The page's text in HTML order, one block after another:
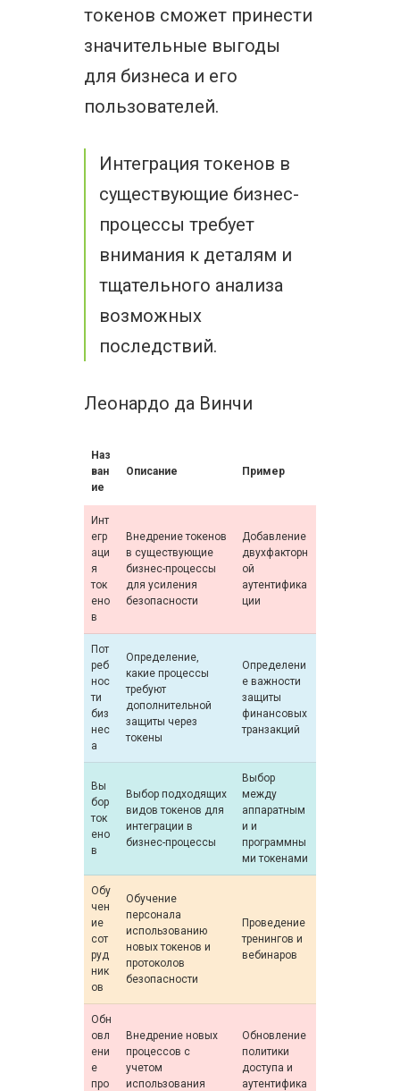
токенов сможет принести
значительные выгоды
для бизнеса и его
пользователей.
Интеграция токенов в
существующие бизнес-
процессы требует
внимания к деталям и
тщательного анализа
возможных
последствий.
Леонардо да Винчи
Наз
ван
ие
Описание Пример
Инт
егр
аци
я
ток
ено
в
Внедрение токенов
в существующие
бизнес-процессы
для усиления
безопасности
Добавление
двухфакторн
ой
аутентифика
ции
Пот
реб
нос
ти
биз
нес
а
Определение,
какие процессы
требуют
дополнительной
защиты через
токены
Определени
е важности
защиты
финансовых
транзакций
Вы
бор
ток
ено
в
Выбор подходящих
видов токенов для
интеграции в
бизнес-процессы
Выбор
между
аппаратным
и и
программны
ми токенами
Обу
чен
ие
сот
руд
ник
ов
Обучение
персонала
использованию
новых токенов и
протоколов
безопасности
Проведение
тренингов и
вебинаров
Обн
овл
ени
е
про
Внедрение новых
процессов с
учетом
использования
Обновление
политики
доступа и
аутентифика